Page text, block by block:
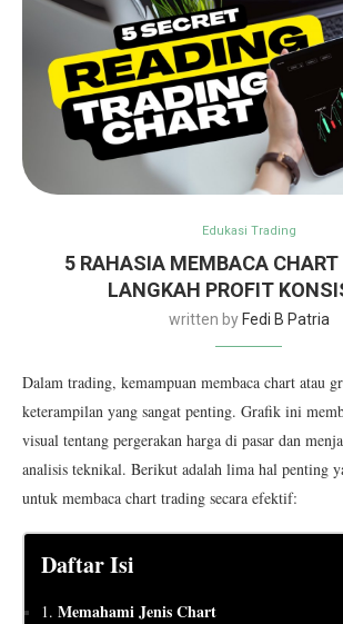
Edukasi Trading
5 RAHASIA MEMBACA CHART
LANGKAH PROFIT
written by Fedi B Patria
Dalam trading, kemampuan membaca chart atau
keterampilan yang sangat penting. Grafik ini
visual tentang pergerakan harga di pasar dan
analisis teknikal. Berikut adalah lima hal penting
untuk membaca chart trading secara efektif:
Daftar Isi
1. Memahami Jenis Chart